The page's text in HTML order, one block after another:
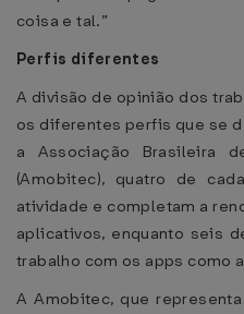
coisa e tal.”
Perfis diferentes
A divisão de opinião dos
os diferentes perfis que se
a Associação Brasileira
(Amobitec), quatro de
atividade e completam a
aplicativos, enquanto seis
trabalho com os apps como
A Amobitec, que